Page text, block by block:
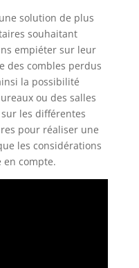
solution de plus
souhaitant
empiéter sur leur
des combles perdus
la possibilité
ou des salles
les différentes
pour réaliser une
les considérations
compte.